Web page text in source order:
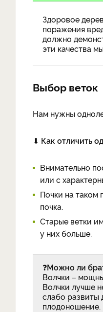
Здоровое
поражения
должно
эти качества
Выбор веток
Нам нужны
⬇ Как отличить
Внимательно
или с
Почки на таком
почка.
Старые ветки
у них больше.
❓Можно ли
Волчки –
Волчки лучше
слабо развиты
плодоношение.